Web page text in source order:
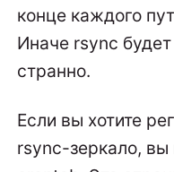
конце каждого
Иначе rsync
странно.
Если вы хотите
rsync-зеркало, вы